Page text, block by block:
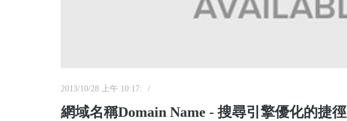
2013/10/28 上午 10:17:
網域名稱Domain Name - 搜尋引擎優化的捷徑